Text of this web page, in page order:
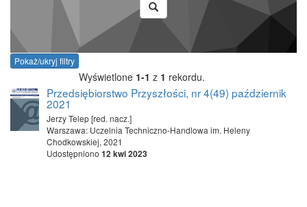
Pokaż/ukryj filtry
Wyświetlone 1-1 z 1 rekordu.
Przedsiębiorstwo Przyszłości, nr 4(49) październik
2021
Jerzy Telep [red. nacz.]
Warszawa: Uczelnia Techniczno-Handlowa im. Heleny
Chodkowskiej, 2021
Udostępniono 12 kwi 2023